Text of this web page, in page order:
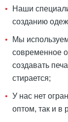
Наши
созданию
Мы
современное
создавать
стирается;
У нас нет
оптом, так и в